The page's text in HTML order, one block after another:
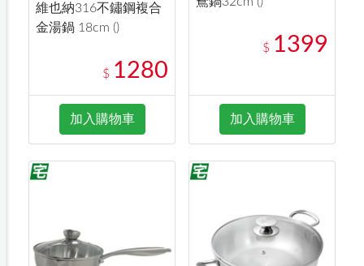
維也納316不鏽鋼複合
金湯鍋 18cm ()
$ 1280
加入購物車
$ 1399
加入購物車